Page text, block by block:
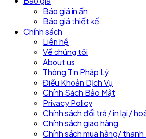
Báo giá in ấn
Báo giá thiết kế
Chính sách
Liên hệ
Về chúng tôi
About us
Thông Tin Pháp Lý
Điều Khoản Dịch Vụ
Chính Sách Bảo Mật
Privacy Policy
Chính sách đổi trả / in lại /
Chính sách giao hàng
Chính sách mua hàng/ thanh